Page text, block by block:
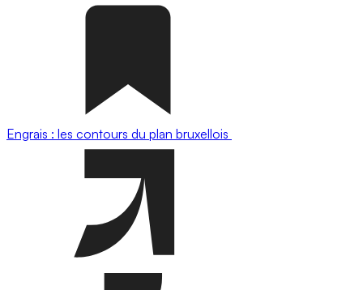
Engrais : les contours du plan bruxellois